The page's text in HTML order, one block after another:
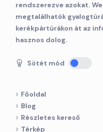
rendszerezve azokat.
megtalálhatók
kerékpártúrákon át az
hasznos dolog.
Sötét mód
Főoldal
Blog
Részletes kereső
Térkép